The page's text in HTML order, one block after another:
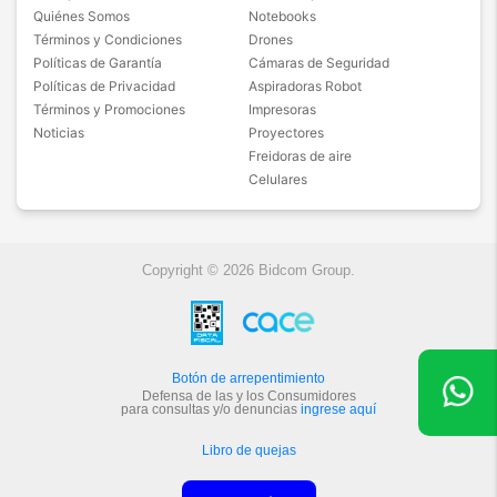
Tipo de autenticación: PAP
Tipo de APN: default
Protocolo APN: IPv4
Activar/desactivar APN: habilitado
Nombre: Movistar MMS
mms.gprs.unifon.com.ar
Proxy: No definido
Puerto: No definido
Nombre de usuario: mms
Contraseña: mms
Quiénes Somos
Términos y Condiciones
Políticas de Garantía
Políticas de Privacidad
Términos y Promociones
Noticias
Notebooks
Drones
Cámaras de Seguridad
Aspiradoras Robot
Impresoras
Proyectores
Freidoras de aire
Celulares
Copyright © 2026 Bidcom Group.
Botón de arrepentimiento
Defensa de las y los Consumidores
para consultas y/o denuncias ingrese aquí
Libro de quejas